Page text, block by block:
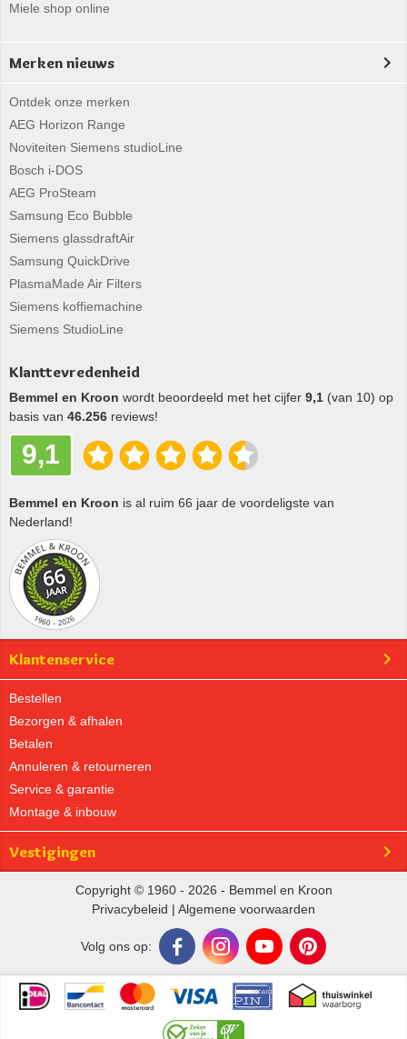
Miele shop online
Merken nieuws
Ontdek onze merken
AEG Horizon Range
Noviteiten Siemens studioLine
Bosch i-DOS
AEG ProSteam
Samsung Eco Bubble
Siemens glassdraftAir
Samsung QuickDrive
PlasmaMade Air Filters
Siemens koffiemachine
Siemens StudioLine
Klanttevredenheid
Bemmel en Kroon wordt beoordeeld met het cijfer 9,1 (van 10) op
basis van 46.256 reviews!
9,1
Bemmel en Kroon is al ruim 66 jaar de voordeligste van
Nederland!
Klantenservice
Bestellen
Bezorgen & afhalen
Betalen
Annuleren & retourneren
Service & garantie
Montage & inbouw
Vestigingen
Copyright © 1960 - 2026 - Bemmel en Kroon
Privacybeleid | Algemene voorwaarden
Volg ons op: